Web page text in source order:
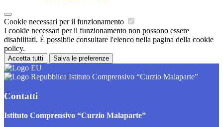
Cookie necessari per il funzionamento
I cookie necessari per il funzionamento non possono essere
disabilitati. È possibile consultare l'elenco nella pagina della cookie
policy.
Accetta tutti Salva le preferenze
Istituto Comprensivo “Curzio Malaparte”
Contatti
Istituto Comprensivo “Curzio Malaparte”